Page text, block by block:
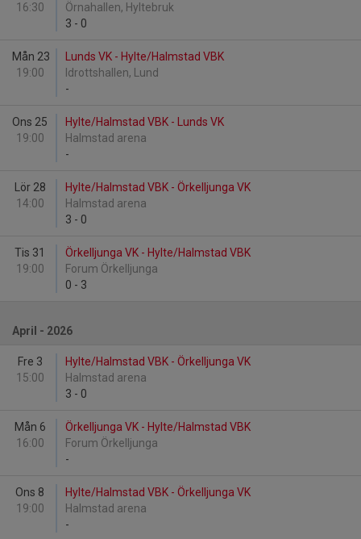
16:30
Örnahallen, Hyltebruk
3 - 0
Mån 23
19:00
Lunds VK - Hylte/Halmstad VBK
Idrottshallen, Lund
-
Ons 25
19:00
Hylte/Halmstad VBK - Lunds VK
Halmstad arena
-
Lör 28
14:00
Hylte/Halmstad VBK - Örkelljunga VK
Halmstad arena
3 - 0
Tis 31
19:00
Örkelljunga VK - Hylte/Halmstad VBK
Forum Örkelljunga
0 - 3
April - 2026
Fre 3
15:00
Hylte/Halmstad VBK - Örkelljunga VK
Halmstad arena
3 - 0
Mån 6
16:00
Örkelljunga VK - Hylte/Halmstad VBK
Forum Örkelljunga
-
Ons 8
19:00
Hylte/Halmstad VBK - Örkelljunga VK
Halmstad arena
-